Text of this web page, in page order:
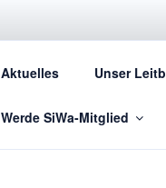
Aktuelles Unser
Werde SiWa-Mitglied